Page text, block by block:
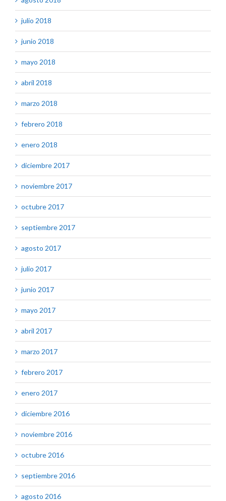
julio 2018
junio 2018
mayo 2018
abril 2018
marzo 2018
febrero 2018
enero 2018
diciembre 2017
noviembre 2017
octubre 2017
septiembre 2017
agosto 2017
julio 2017
junio 2017
mayo 2017
abril 2017
marzo 2017
febrero 2017
enero 2017
diciembre 2016
noviembre 2016
octubre 2016
septiembre 2016
agosto 2016